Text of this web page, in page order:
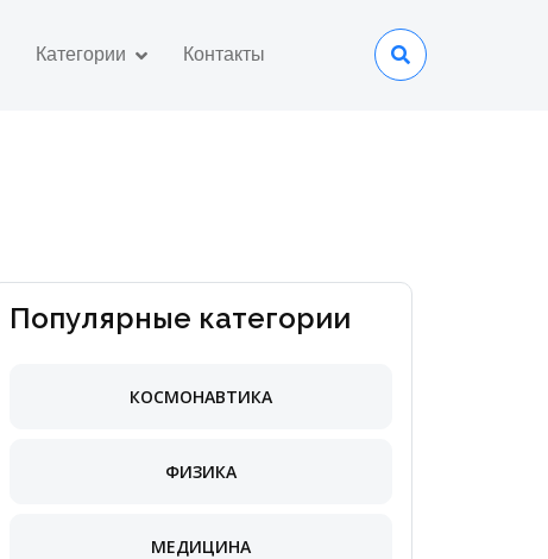
Категории Контакты
Популярные категории
КОСМОНАВТИКА
ФИЗИКА
МЕДИЦИНА